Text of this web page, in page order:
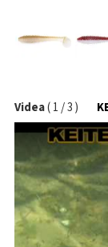
Videa(1/3)